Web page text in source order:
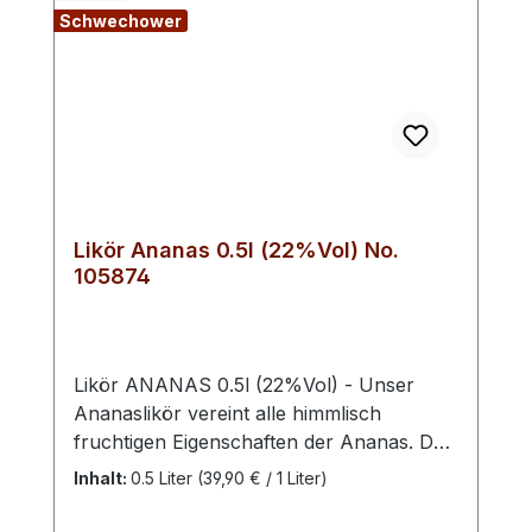
Schwechower
Likör Ananas 0.5l (22%Vol) No.
105874
Likör ANANAS 0.5l (22%Vol) - Unser
Ananaslikör vereint alle himmlisch
fruchtigen Eigenschaften der Ananas. Das
betörend süße Aroma hinterlässt ein
Inhalt: 0.5 Liter (39,90 € / 1 Liter)